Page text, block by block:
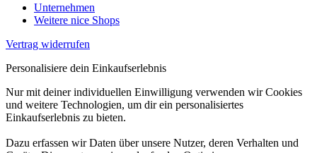
Unternehmen
Weitere nice Shops
Vertrag widerrufen
Personalisiere dein Einkaufserlebnis
Nur mit deiner individuellen Einwilligung verwenden wir Cookies
und weitere Technologien, um dir ein personalisiertes
Einkaufserlebnis zu bieten.
Dazu erfassen wir Daten über unsere Nutzer, deren Verhalten und